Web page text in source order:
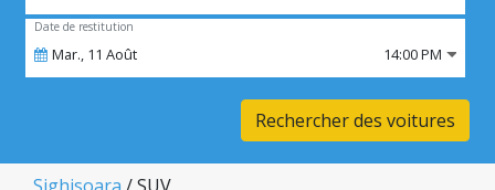
Date de restitution
Mar., 11 Août 14:00 PM
Rechercher des voitures